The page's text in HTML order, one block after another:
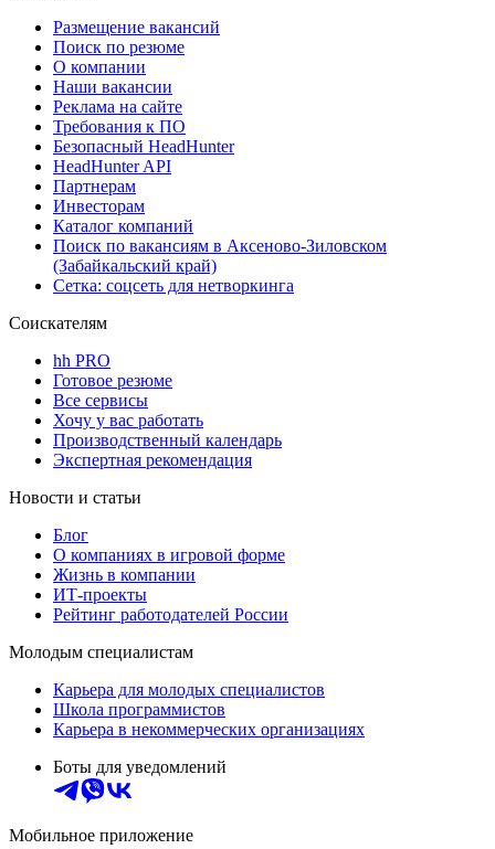
Размещение вакансий
Поиск по резюме
О компании
Наши вакансии
Реклама на сайте
Требования к ПО
Безопасный HeadHunter
HeadHunter API
Партнерам
Инвесторам
Каталог компаний
Поиск по вакансиям в Аксеново-Зиловском
(Забайкальский край)
Сетка: соцсеть для нетворкинга
Соискателям
hh PRO
Готовое резюме
Все сервисы
Хочу у вас работать
Производственный календарь
Экспертная рекомендация
Новости и статьи
Блог
О компаниях в игровой форме
Жизнь в компании
ИТ-проекты
Рейтинг работодателей России
Молодым специалистам
Карьера для молодых специалистов
Школа программистов
Карьера в некоммерческих организациях
Боты для уведомлений
Мобильное приложение